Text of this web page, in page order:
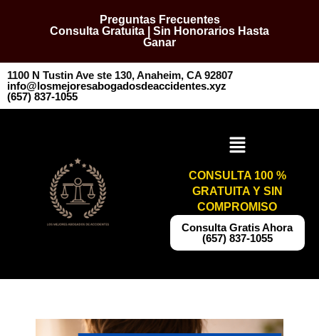
Preguntas Frecuentes
Consulta Gratuita | Sin Honorarios Hasta
Ganar
1100 N Tustin Ave ste 130, Anaheim, CA 92807
info@losmejoresabogadosdeaccidentes.xyz
​​(657) 837-1055
CONSULTA 100 %
GRATUITA Y SIN
COMPROMISO
​​Consulta Gratis Ahora
(657) 837-1055